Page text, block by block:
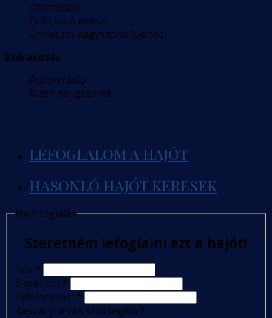
Vitorlazsák
Felfújható matrac
Önillesztő nagyvitorla (Genoa)
Szórakozás
Fusion rádió
Külső hangszórók
LEFOGLALOM A HAJÓT
HASONLÓ HAJÓT KERESEK
Hajó foglalás
Szeretném lefoglalni ezt a hajót!
Név *
E-mail cím *
Telefonszám *
Kapitányra van szükségem *